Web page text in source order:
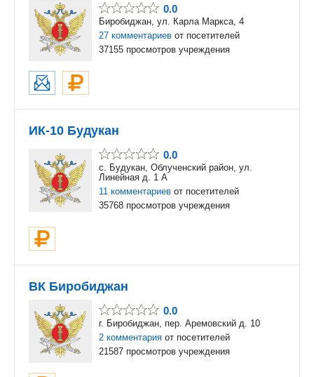
0.0
Биробиджан, ул. Карла Маркса, 4
27 комментариев от посетителей
37155 просмотров учреждения
ИК-10 Будукан
0.0
с. Будукан, Облученский район, ул.
Линейная д. 1 А
11 комментариев от посетителей
35768 просмотров учреждения
ВК Биробиджан
0.0
г. Биробиджан, пер. Аремовский д. 10
2 комментария от посетителей
21587 просмотров учреждения